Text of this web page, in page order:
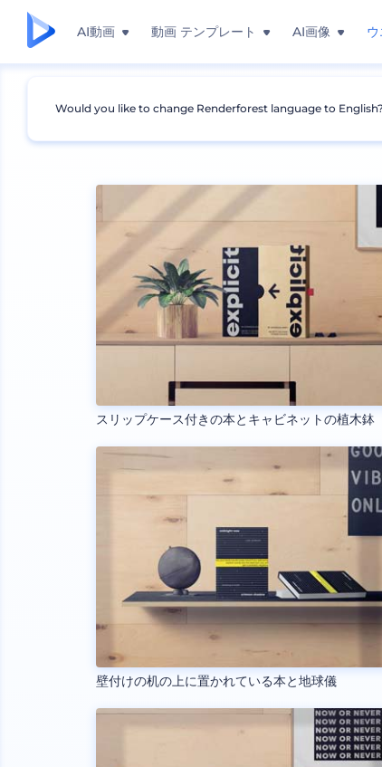
AI動画 動画 テンプレート AI画像
モックアップ 印刷物 本のモックアップ
スリップケース付きの本とキャビネットの植木鉢
壁付けの机の上に置かれている本と地球儀
Would you like to change Renderforest language to English?